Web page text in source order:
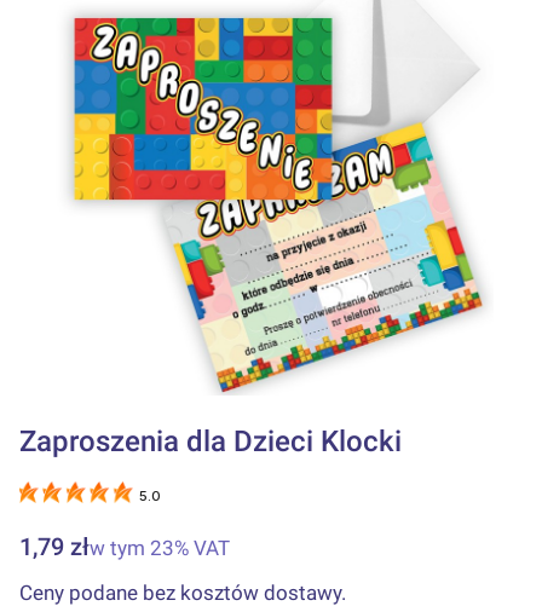
Zaproszenia dla Dzieci Klocki
5.0
Cena
1,79 złw tym 23% VAT
w tym 23% VAT
Ceny podane bez kosztów dostawy.